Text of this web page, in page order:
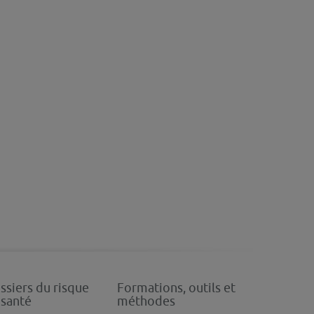
du risque
Formations, outils et
méthodes